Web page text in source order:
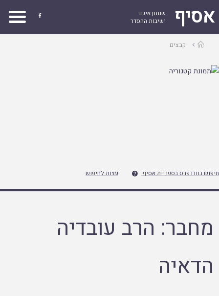
אסיף
שנתון איגוד
ישיבות ההסדר

עמודקבצים
חיפוש בוורדפרס בספריית אסיף  עצות לחיפוש
מחבר: הרב עובדיה
הדאיה